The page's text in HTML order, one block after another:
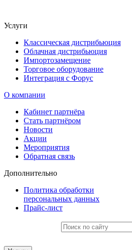
Услуги
Классическая дистрибьюция
Облачная дистрибьюция
Импортозамещение
Торговое оборудование
Интеграция с Форус
О компании
Кабинет партнёра
Стать партнёром
Новости
Акции
Мероприятия
Обратная связь
Дополнительно
Политика обработки
персональных данных
Прайс-лист